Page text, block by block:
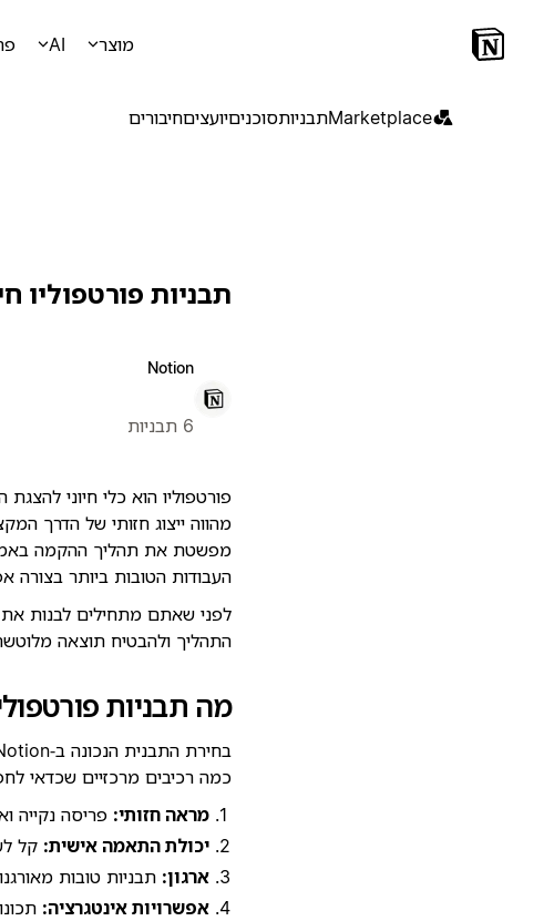
מוצר AI
Marketplaceתבניותסוכניםיועציםחיבורים
תבניות פורטפוליו
Notion
6 תבניות
פורטפוליו הוא כלי חיוני
מפשטת את תהליך ההקמה
העבודות הטובות ביותר בצורה
התהליך ולהבטיח תוצאה
מה תבניות
כמה רכיבים מרכזיים שכדאי
מראה חזותי: פריסה נקייה
יכולת התאמה אישית: קל
ארגון: תבניות טובות
אפשרויות אינטגרציה: